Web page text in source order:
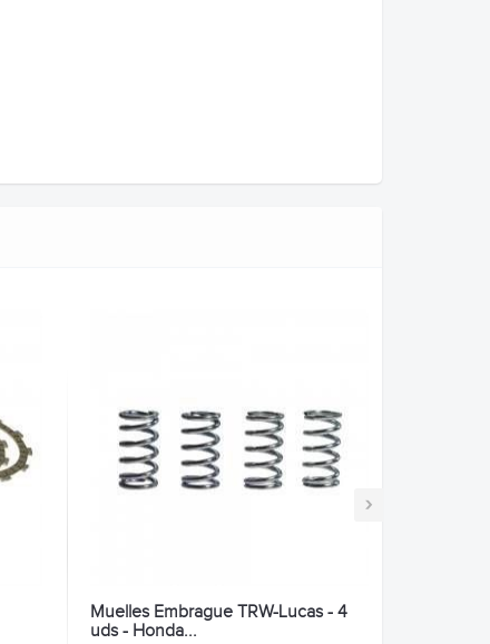
›
Muelles Embrague TRW-Lucas - 4
uds - Honda...